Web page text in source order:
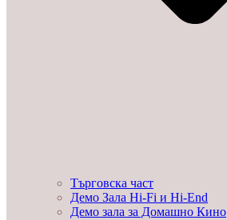
Търговска част
Демо Зала Hi-Fi и Hi-End
Демо зала за Домашно Кино